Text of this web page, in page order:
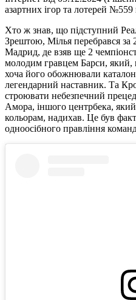
азартних ігор та лотерей №559
Хто ж знав, що підступний
Зрештою, Мілья перебрався за
Мадрид, де взяв ще 2
молодим гравцем Барси, який,
хоча його обожнювали
легендарний наставник. Та
строювати небезпечний
Амора, іншого центрбека,
кольорам, надихав. Це був
одноосібного правління